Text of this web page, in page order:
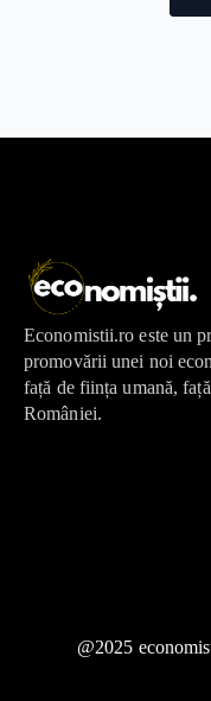
Economistii.ro este un
promovării unei noi
față de ființa umană,
României.
@2025